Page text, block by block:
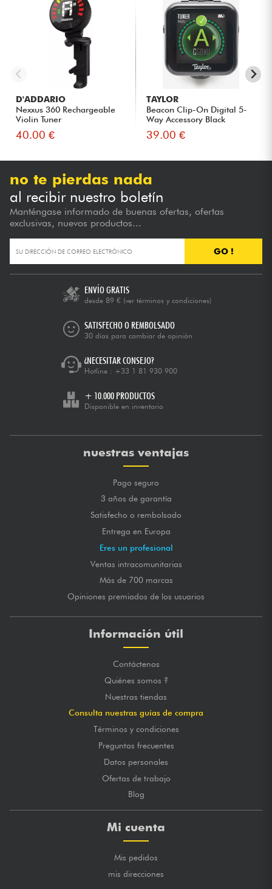
D'ADDARIO
Nexxus 360 Rechargeable
Violin Tuner
40.00 €
TAYLOR
Beacon Clip-On Digital 5-
Way Accessory Black
39.00 €
no te pierdas nada
al recibir nuestro boletín
Manténgase informado de buenas ofertas, ofertas
exclusivas, nuevos productos...
GO !
ENVÍO GRATIS
desde 89 € (ver términos y condiciones)
SATISFECHO O REMBOLSADO
30 días para cambiar de opinión
¿NECESITAR CONSEJO?
Hotline : +33 1 81 930 900
+ 10.000 PRODUCTOS
Disponible en inventario
nuestras ventajas
Pago seguro
3 años de garantía
Satisfecho o rembolsado
Entrega en Europa
Eres un profesional
Ventas intracomunitarias
Más de 700 marcas
Opiniones premiados de los usuarios
Información útil
Contáctenos
Quiénes somos ?
Nuestras tiendas
Consulta nuestras guías de compra
Términos y condiciones
Preguntas frecuentes
Datos personales
Ofertas de trabajo
Blog
Mi cuenta
Mis pedidos
mis direcciones